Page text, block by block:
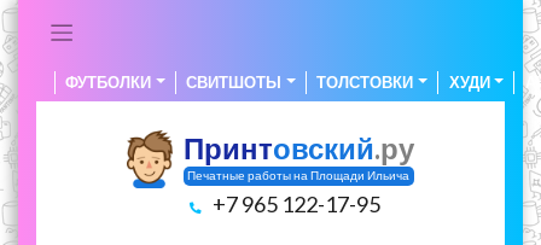
ФУТБОЛКИ СВИТШОТЫ ТОЛСТОВКИ ХУДИ
Принтовский.ру
Печатные работы на Площади Ильича
+7 965 122-17-95